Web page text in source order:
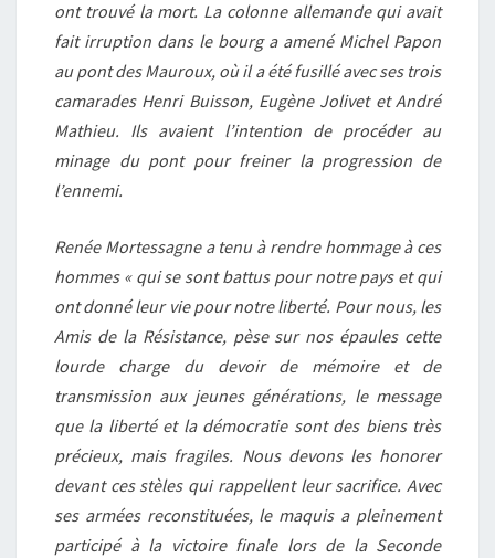
ont trouvé la mort. La colonne allemande qui avait
fait irruption dans le bourg a amené Michel Papon
au pont des Mauroux, où il a été fusillé avec ses trois
camarades Henri Buisson, Eugène Jolivet et André
Mathieu. Ils avaient l’intention de procéder au
minage du pont pour freiner la progression de
l’ennemi.
Renée Mortessagne a tenu à rendre hommage à ces
hommes « qui se sont battus pour notre pays et qui
ont donné leur vie pour notre liberté. Pour nous, les
Amis de la Résistance, pèse sur nos épaules cette
lourde charge du devoir de mémoire et de
transmission aux jeunes générations, le message
que la liberté et la démocratie sont des biens très
précieux, mais fragiles. Nous devons les honorer
devant ces stèles qui rappellent leur sacrifice. Avec
ses armées reconstituées, le maquis a pleinement
participé à la victoire finale lors de la Seconde